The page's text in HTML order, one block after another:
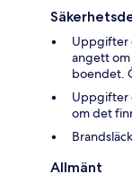
Uppgifter
angett
boendet.
Uppgifter
om det
Allmänt